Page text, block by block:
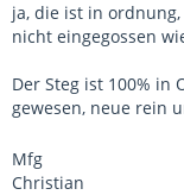
ja, die ist in
nicht eingegossen
Der Steg ist 100% in
gewesen, neue rein
Mfg
Christian